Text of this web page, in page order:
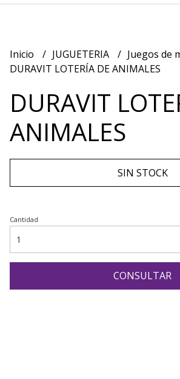
Inicio JUGUETERIA
Juegos de
DURAVIT LOTERÍA DE ANIMALES
DURAVIT
ANIMALES
SIN STOCK
Cantidad
CONSULTAR